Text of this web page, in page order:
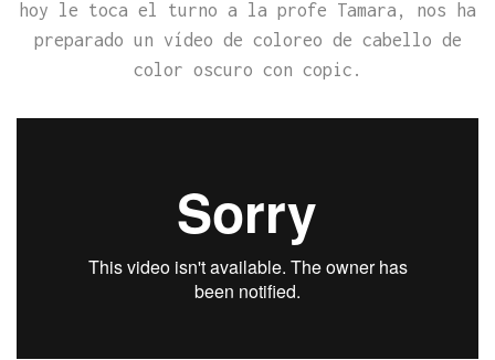
hoy le toca el turno a la profe Tamara, nos ha
preparado un vídeo de coloreo de cabello de
color oscuro con copic.